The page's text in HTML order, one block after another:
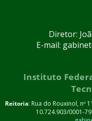
Diretor:
E-mail:
Instituto
Reitoria: Rua do Rouxinol, nº
10.724.903/0001-